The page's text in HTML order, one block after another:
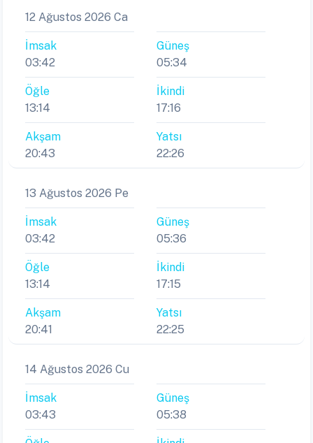
12 Ağustos 2026 Ca
İmsak
03:42
Güneş
05:34
Öğle
13:14
İkindi
17:16
Akşam
20:43
Yatsı
22:26
13 Ağustos 2026 Pe
İmsak
03:42
Güneş
05:36
Öğle
13:14
İkindi
17:15
Akşam
20:41
Yatsı
22:25
14 Ağustos 2026 Cu
İmsak
03:43
Güneş
05:38